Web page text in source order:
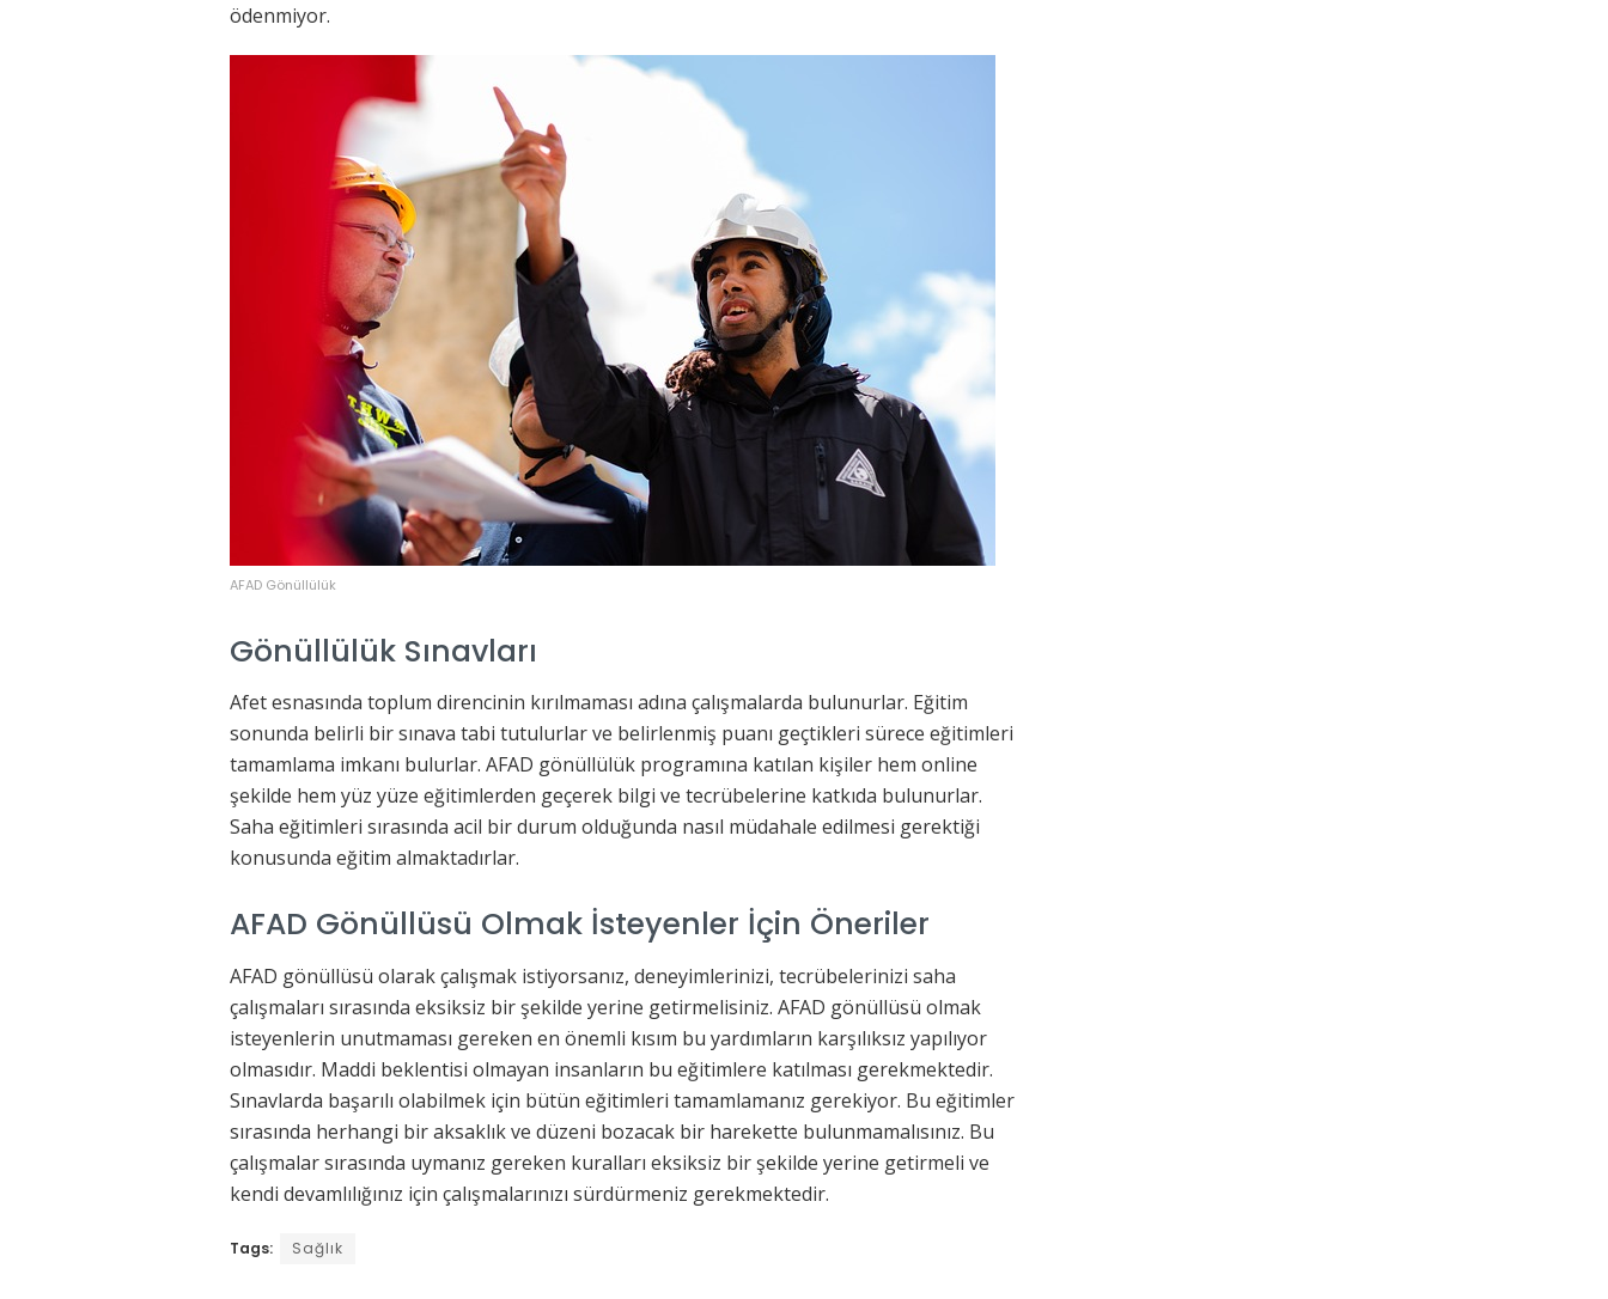
ödenmiyor.
AFAD Gönüllülük
Gönüllülük Sınavları
Afet esnasında toplum direncinin kırılmaması adına çalışmalarda bulunurlar. Eğitim
sonunda belirli bir sınava tabi tutulurlar ve belirlenmiş puanı geçtikleri sürece eğitimleri
tamamlama imkanı bulurlar. AFAD gönüllülük programına katılan kişiler hem online
şekilde hem yüz yüze eğitimlerden geçerek bilgi ve tecrübelerine katkıda bulunurlar.
Saha eğitimleri sırasında acil bir durum olduğunda nasıl müdahale edilmesi gerektiği
konusunda eğitim almaktadırlar.
AFAD Gönüllüsü Olmak İsteyenler İçin Öneriler
AFAD gönüllüsü olarak çalışmak istiyorsanız, deneyimlerinizi, tecrübelerinizi saha
çalışmaları sırasında eksiksiz bir şekilde yerine getirmelisiniz. AFAD gönüllüsü olmak
isteyenlerin unutmaması gereken en önemli kısım bu yardımların karşılıksız yapılıyor
olmasıdır. Maddi beklentisi olmayan insanların bu eğitimlere katılması gerekmektedir.
Sınavlarda başarılı olabilmek için bütün eğitimleri tamamlamanız gerekiyor. Bu eğitimler
sırasında herhangi bir aksaklık ve düzeni bozacak bir harekette bulunmamalısınız. Bu
çalışmalar sırasında uymanız gereken kuralları eksiksiz bir şekilde yerine getirmeli ve
kendi devamlılığınız için çalışmalarınızı sürdürmeniz gerekmektedir.
Tags: Sağlık